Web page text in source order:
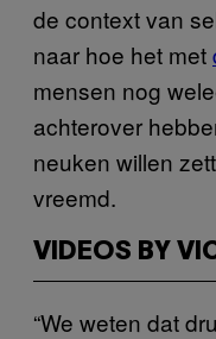
de context van
naar hoe het met
mensen nog
achterover
neuken willen
vreemd.
VIDEOS BY
“We weten dat